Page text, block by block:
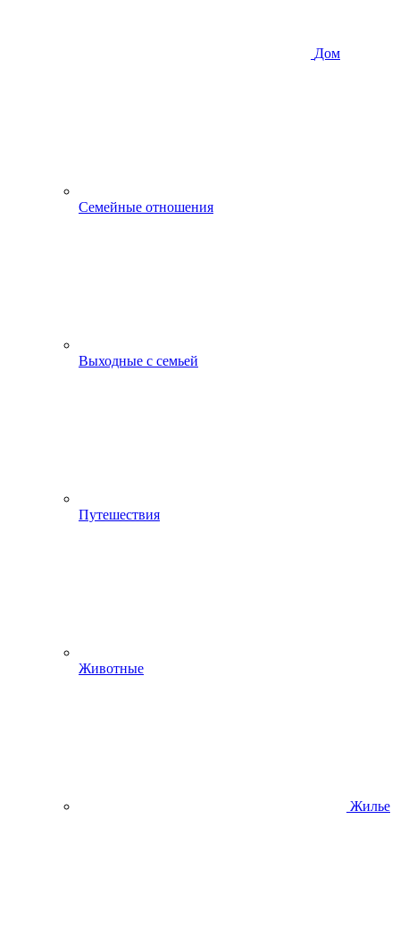
Дом
Семейные отношения
Выходные с семьей
Путешествия
Животные
Жилье